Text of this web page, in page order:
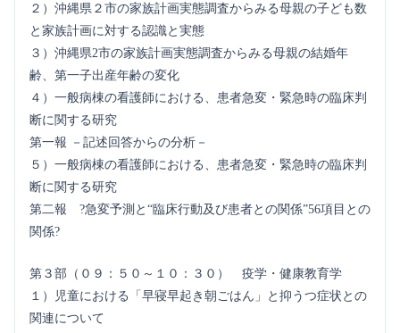
２）沖縄県２市の家族計画実態調査からみる母親の子ども数
と家族計画に対する認識と実態
３）沖縄県2市の家族計画実態調査からみる母親の結婚年
齢、第一子出産年齢の変化
４）一般病棟の看護師における、患者急変・緊急時の臨床判
断に関する研究
第一報 －記述回答からの分析－
５）一般病棟の看護師における、患者急変・緊急時の臨床判
断に関する研究
第二報 ?急変予測と“臨床行動及び患者との関係”56項目との
関係?
第３部（０９：５０～１０：３０） 疫学・健康教育学
１）児童における「早寝早起き朝ごはん」と抑うつ症状との
関連について